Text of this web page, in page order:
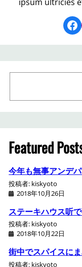
Facebook
a
r
c
h
Featured
今年も無事アンデ
投稿者: kiskyoto
2018年10月26日
ステーキハウス听
投稿者: kiskyoto
2018年10月22日
街中でスパイスに
投稿者: kiskyoto